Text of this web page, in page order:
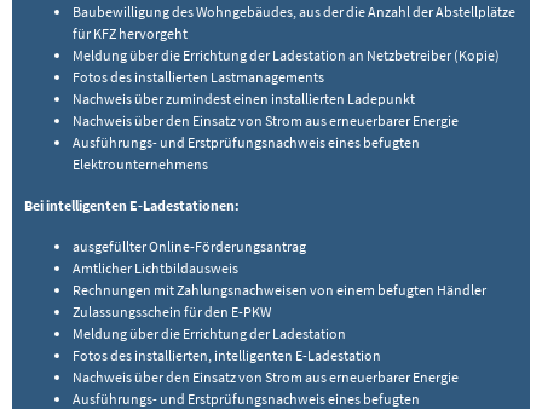
Baubewilligung des Wohngebäudes, aus der die Anzahl der Abstellplätze
für KFZ hervorgeht
Meldung über die Errichtung der Ladestation an Netzbetreiber (Kopie)
Fotos des installierten Lastmanagements
Nachweis über zumindest einen installierten Ladepunkt
Nachweis über den Einsatz von Strom aus erneuerbarer Energie
Ausführungs- und Erstprüfungsnachweis eines befugten
Elektrounternehmens
Bei intelligenten E-Ladestationen:
ausgefüllter Online-Förderungsantrag
Amtlicher Lichtbildausweis
Rechnungen mit Zahlungsnachweisen von einem befugten Händler
Zulassungsschein für den E-PKW
Meldung über die Errichtung der Ladestation
Fotos des installierten, intelligenten E-Ladestation
Nachweis über den Einsatz von Strom aus erneuerbarer Energie
Ausführungs- und Erstprüfungsnachweis eines befugten